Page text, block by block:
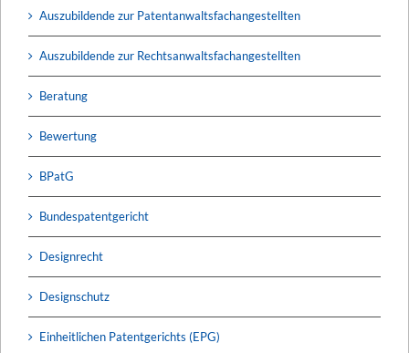
Auszubildende zur Patentanwaltsfachangestellten
Auszubildende zur Rechtsanwaltsfachangestellten
Beratung
Bewertung
BPatG
Bundespatentgericht
Designrecht
Designschutz
Einheitlichen Patentgerichts (EPG)